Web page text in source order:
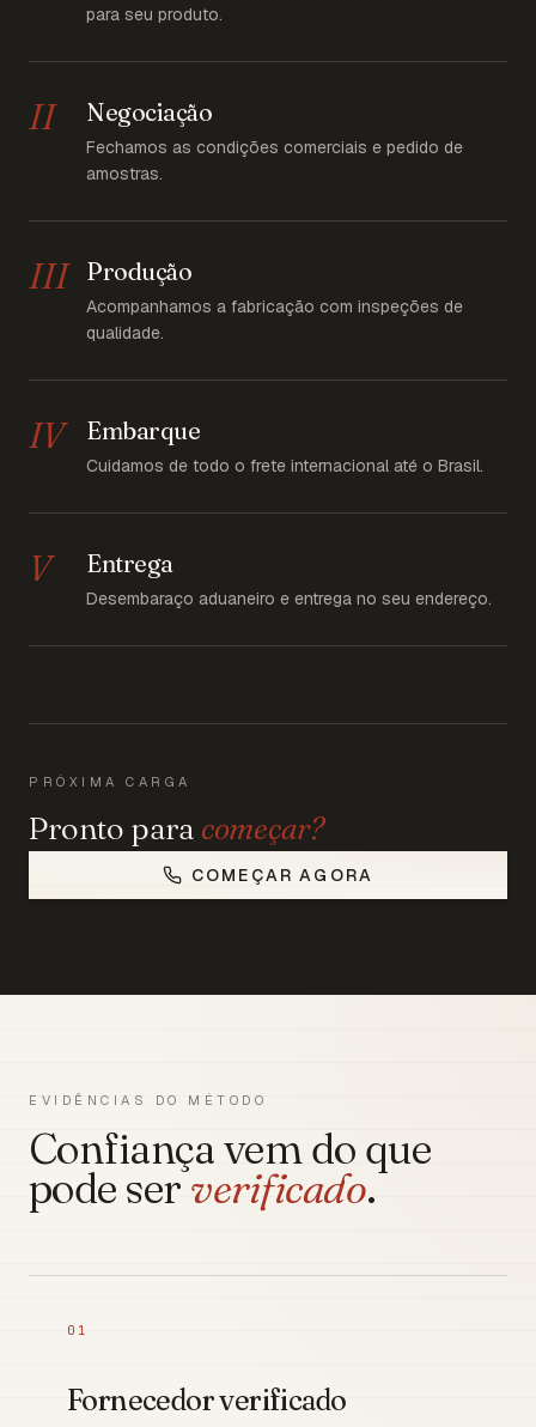
para seu produto.
II Negociação
Fechamos as condições comerciais e pedido de
amostras.
III Produção
Acompanhamos a fabricação com inspeções de
qualidade.
IV Embarque
Cuidamos de todo o frete internacional até o Brasil.
V Entrega
Desembaraço aduaneiro e entrega no seu endereço.
PRÓXIMA CARGA
Pronto para começar?
COMEÇAR AGORA
EVIDÊNCIAS DO MÉTODO
Confiança vem do que
pode serverificado.
01
Fornecedor verificado